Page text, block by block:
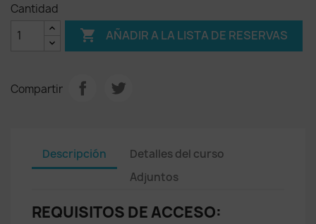
Cantidad
 AÑADIR A LA LISTA DE RESERVAS
Compartir
Descripción
Detalles del curso
Adjuntos
REQUISITOS DE ACCESO: